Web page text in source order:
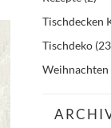
Tischdecken
Tischdeko
Weihnachten